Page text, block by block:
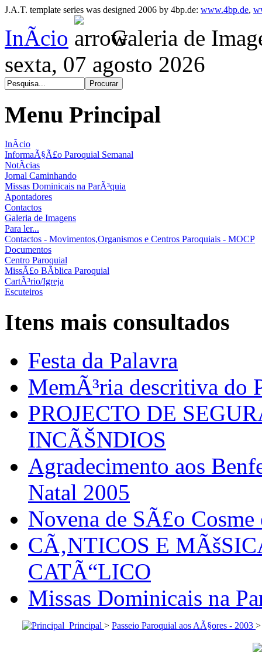
J.A.T. template series was designed 2006 by 4bp.de: www.4bp.de,
InÃ­cio
Galeria de
sexta, 07 agosto 2026
Menu Principal
InÃ­cio
InformaÃ§Ã£o Paroquial Semanal
NotÃ­cias
Jornal Caminhando
Missas Dominicais na ParÃ³quia
Apontadores
Contactos
Galeria de Imagens
Para ler...
Contactos - Movimentos,Organismos e Centros Paroquiais - MOCP
Documentos
Centro Paroquial
MissÃ£o BÃ­blica Paroquial
CartÃ³rio/Igreja
Escuteiros
Itens mais consultados
Festa da Palavra
MemÃ³ria descritiva do
PROJECTO DE
INCÃŠNDIOS
Agradecimento aos
Natal 2005
Novena de SÃ£o
CÃ‚NTICOS E
CATÃ“LICO
Missas Dominicais na
Principal > Passeio Paroquial aos AÃ§ores - 2003